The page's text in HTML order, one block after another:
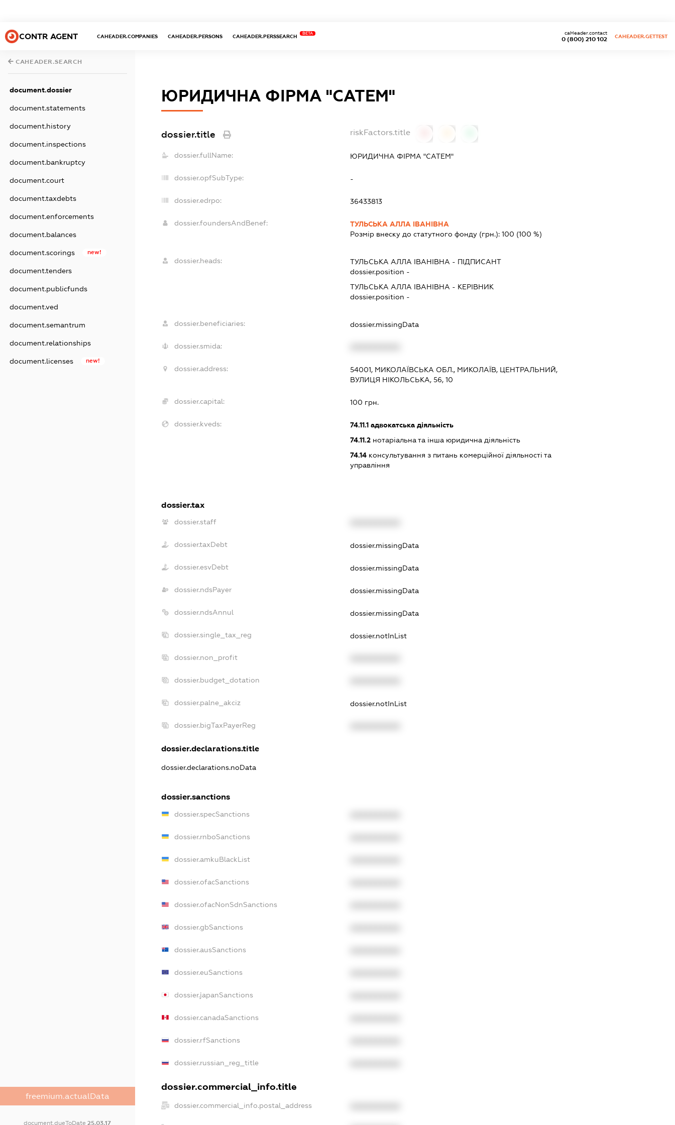
CONTR AGENT CAHEADER.COMPANIES CAHEADER.PERSONS CAHEADER.PERSSEARCH
BETA
0 (800) 210 102
caHeader.contact
CAHEADER.GETTEST
CAHEADER.SEARCH
document.dossier
document.statements
document.history
document.inspections
document.bankruptcy
document.court
document.taxdebts
document.enforcements
document.balances
document.scorings new!
document.tenders
document.publicfunds
document.ved
document.semantrum
document.relationships
document.licenses new!
freemium.actualData
document.dueToDate25.03.17
ЮРИДИЧНА ФІРМА "САТЕМ"
dossier.title riskFactors.title
dossier.fullName: ЮРИДИЧНА ФІРМА "САТЕМ"
dossier.opfSubType: -
dossier.edrpo: 36433813
dossier.foundersAndBenef:
ТУЛЬСЬКА АЛЛА ІВАНІВНА
Розмір внеску до статутного фонду (грн.):100 (100 %)
dossier.heads: ТУЛЬСЬКА АЛЛА ІВАНІВНА - ПІДПИСАНТ
dossier.position -
ТУЛЬСЬКА АЛЛА ІВАНІВНА - КЕРІВНИК
dossier.position -
dossier.beneficiaries: dossier.missingData
dossier.smida:
dossier.address:
54001, МИКОЛАЇВСЬКА ОБЛ., МИКОЛАЇВ, ЦЕНТРАЛЬНИЙ,
ВУЛИЦЯ НІКОЛЬСЬКА, 56, 10
dossier.capital: 100 грн.
dossier.kveds: 74.11.1 адвокатська діяльність
74.11.2 нотаріальна та інша юридична діяльність
74.14 консультування з питань комерційної діяльності та
управління
dossier.tax
dossier.staff
dossier.taxDebt dossier.missingData
dossier.esvDebt dossier.missingData
dossier.ndsPayer dossier.missingData
dossier.ndsAnnul dossier.missingData
dossier.single_tax_reg dossier.notInList
dossier.non_profit
dossier.budget_dotation
dossier.palne_akciz dossier.notInList
dossier.bigTaxPayerReg
dossier.declarations.title
dossier.declarations.noData
dossier.sanctions
dossier.specSanctions
dossier.rnboSanctions
dossier.amkuBlackList
dossier.ofacSanctions
dossier.ofacNonSdnSanctions
dossier.gbSanctions
dossier.ausSanctions
dossier.euSanctions
dossier.japanSanctions
dossier.canadaSanctions
dossier.rfSanctions
dossier.russian_reg_title
dossier.commercial_info.title
dossier.commercial_info.postal_address